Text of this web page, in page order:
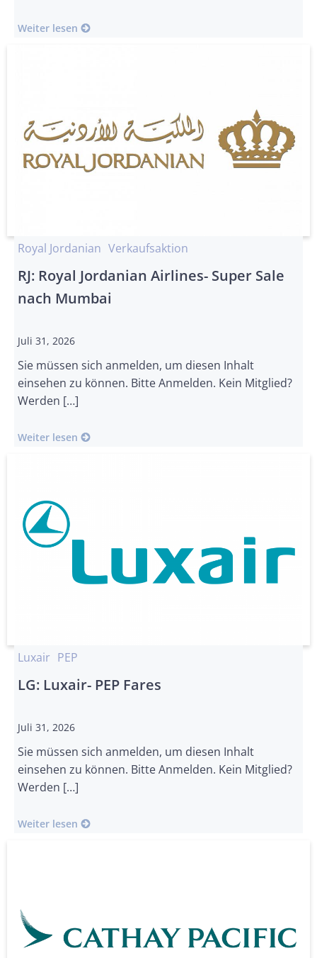
Weiter lesen
Royal Jordanian Verkaufsaktion
RJ: Royal Jordanian Airlines- Super Sale
nach Mumbai
Juli 31, 2026
Sie müssen sich anmelden, um diesen Inhalt
einsehen zu können. Bitte Anmelden. Kein Mitglied?
Werden […]
Weiter lesen
Luxair PEP
LG: Luxair- PEP Fares
Juli 31, 2026
Sie müssen sich anmelden, um diesen Inhalt
einsehen zu können. Bitte Anmelden. Kein Mitglied?
Werden […]
Weiter lesen